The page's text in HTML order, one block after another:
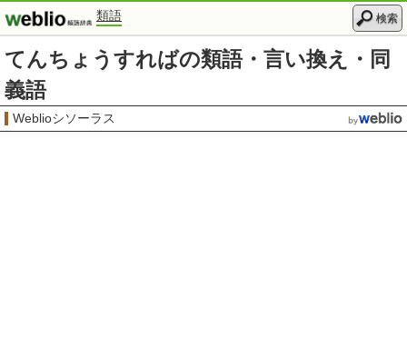
類語 検索
てんちょうすればの類語・言い換え・同
義語
Weblioシソーラス